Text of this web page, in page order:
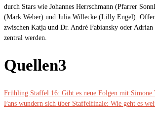
durch Stars wie Johannes Herrschmann (Pfarrer
(Mark Weber) und Julia Willecke (Lilly Engel).
zwischen Katja und Dr. André Fabiansky oder
zentral werden.
Quellen3
Frühling Staffel 16: Gibt es neue Folgen mit Simone
Fans wundern sich über Staffelfinale: Wie geht es